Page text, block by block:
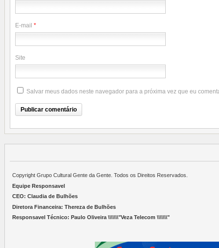
E-mail *
Site
Salvar meus dados neste navegador para a próxima vez que eu
Copyright Grupo Cultural Gente da Gente. Todos os Direitos Reservados.
Equipe Responsavel
CEO: Claudia de Bulhões
Diretora Financeira: Thereza de Bulhões
Responsavel Técnico: Paulo Oliveira \\\\\\\"Veza Telecom \\\\\\\"